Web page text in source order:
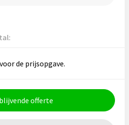
de prijsopgave.
offerte